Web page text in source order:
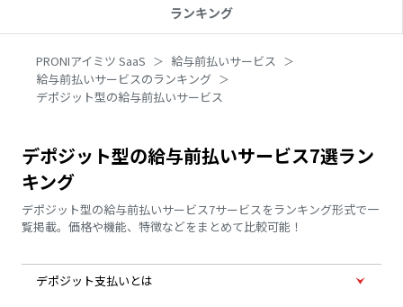
ランキング
PRONIアイミツ SaaS
給与前払いサービス
給与前払いサービスのランキング
デポジット型の給与前払いサービス
デポジット型の給与前払いサービス7選ラン
キング
デポジット型の給与前払いサービス7サービスをランキング形式で一
覧掲載。価格や機能、特徴などをまとめて比較可能！
デポジット支払いとは